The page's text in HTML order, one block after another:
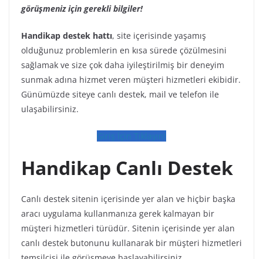
görüşmeniz için gerekli bilgiler!
Handikap destek hattı, site içerisinde yaşamış
olduğunuz problemlerin en kısa sürede çözülmesini
sağlamak ve size çok daha iyileştirilmiş bir deneyim
sunmak adına hizmet veren müşteri hizmetleri ekibidir.
Günümüzde siteye canlı destek, mail ve telefon ile
ulaşabilirsiniz.
Handikap Canlı Destek
Canlı destek sitenin içerisinde yer alan ve hiçbir başka
aracı uygulama kullanmanıza gerek kalmayan bir
müşteri hizmetleri türüdür. Sitenin içerisinde yer alan
canlı destek butonunu kullanarak bir müşteri hizmetleri